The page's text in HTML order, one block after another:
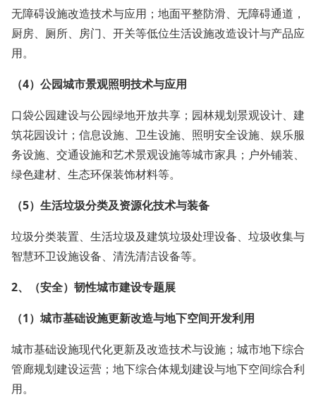
无障碍设施改造技术与应用；地面平整防滑、无障碍通道，
厨房、厕所、房门、开关等低位生活设施改造设计与产品应
用。
（4）公园城市景观照明技术与应用
口袋公园建设与公园绿地开放共享；园林规划景观设计、建
筑花园设计；信息设施、卫生设施、照明安全设施、娱乐服
务设施、交通设施和艺术景观设施等城市家具；户外铺装、
绿色建材、生态环保装饰材料等。
（5）生活垃圾分类及资源化技术与装备
垃圾分类装置、生活垃圾及建筑垃圾处理设备、垃圾收集与
智慧环卫设施设备、清洗清洁设备等。
2、
（安全）韧性城市建设专题展
（1） 城市基础设施更新改造与地下空间开发利用
城市基础设施现代化更新及改造技术与设施；城市地下综合
管廊规划建设运营；地下综合体规划建设与地下空间综合利
用。